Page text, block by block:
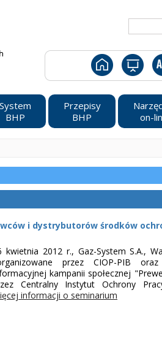
System
BHP
Przepisy
BHP
on-
i dystrybutorów środków
kwietnia 2012 r., Gaz-System S.A.,
przez CIOP-PIB
kampanii społecznej
Centralny Instytut Ochrony
informacji o seminarium